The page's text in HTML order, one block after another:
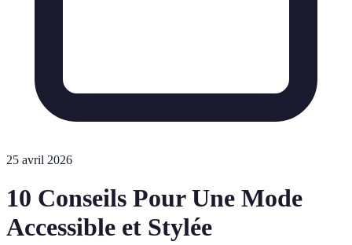
25 avril 2026
10 Conseils Pour Une Mode
Accessible et Stylée